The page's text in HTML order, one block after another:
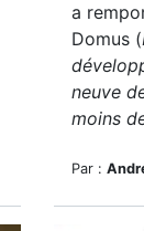
a
Domus (
neuve
moins
Par :